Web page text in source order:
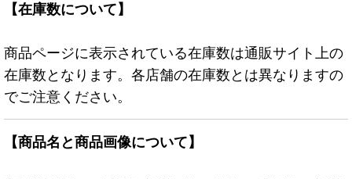
【在庫数について】
商品ページに表示されている在庫数は通販サイト上の
在庫数となります。各店舗の在庫数とは異なりますの
でご注意ください。
【商品名と商品画像について】